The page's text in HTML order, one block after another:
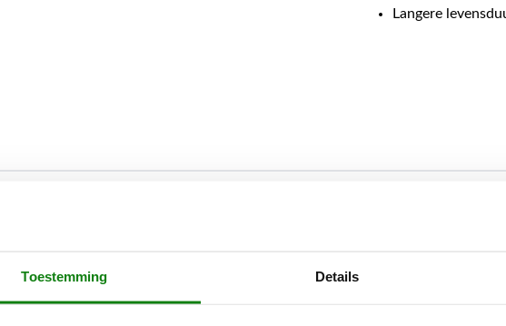
Toestemming Details
Langere
STIHL doorslijpers en onderscheiden zich door hun lange levensduur,
grote precisie tijdens het slijpen.